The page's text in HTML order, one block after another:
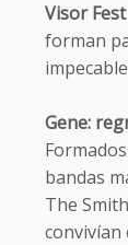
Visor Fest
forman
Gene:
bandas
The
convivían